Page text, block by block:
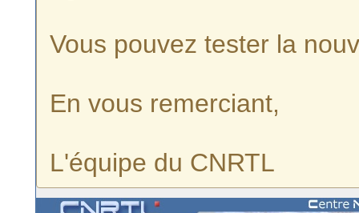
Vous pouvez tester la
En vous remerciant,
L'équipe du CNRTL